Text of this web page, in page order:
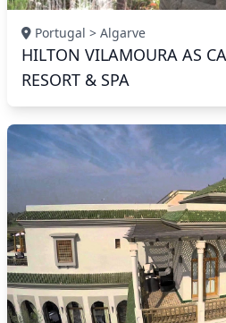
Portugal > Algarve
HILTON VILAMOURA AS
RESORT & SPA